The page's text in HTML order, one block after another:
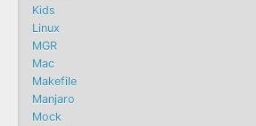
Kids
Linux
MGR
Mac
Makefile
Manjaro
Mock